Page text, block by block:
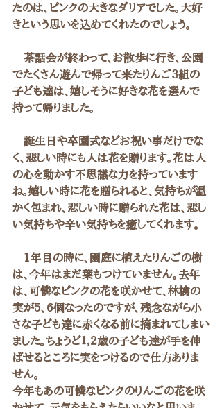
たのは、ピンクの大きなダリアでした。大好
きという思いを込めてくれたのでしょう。
茶話会が終わって、お散歩に行き、公園
でたくさん遊んで帰って来たりんご３組の
子ども達は、嬉しそうに好きな花を選んで
持って帰りました。
誕生日や卒園式などお祝い事だけでな
く、悲しい時にも人は花を贈ります。花は人
の心を動かす不思議な力を持っています
ね。嬉しい時に花を贈られると、気持ちが温
かく包まれ、悲しい時に贈られた花は、悲し
い気持ちや辛い気持ちを癒してくれます。
1年目の時に、園庭に植えたりんごの樹
は、今年はまだ葉もつけていません。去年
は、可憐なピンクの花を咲かせて、林檎の
実が5、6個なったのですが、残念ながら小
さな子ども達に赤くなる前に摘まれてしまい
ました。ちょうど１，２歳の子ども達が手を伸
ばせるところに実をつけるので仕方ありま
せん。
今年もあの可憐なピンクのりんごの花を咲